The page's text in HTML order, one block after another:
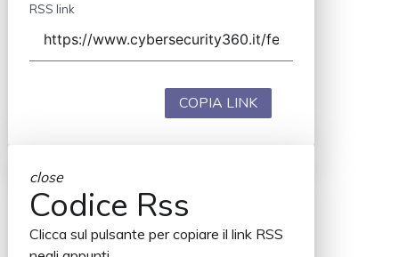
RSS link
COPIA LINK
close
Codice Rss
Clicca sul pulsante per copiare il link RSS